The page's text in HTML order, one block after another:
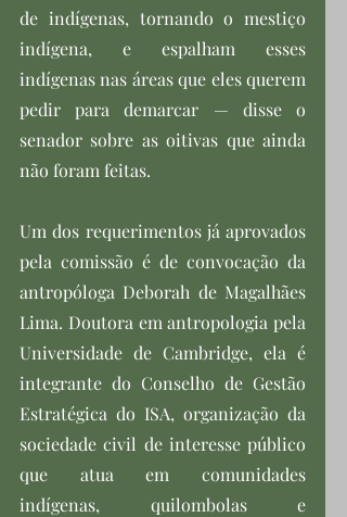
de indígenas, tornando o mestiço
indígena, e espalham esses
indígenas nas áreas que eles querem
pedir para demarcar — disse o
senador sobre as oitivas que ainda
não foram feitas.
Um dos requerimentos já aprovados
pela comissão é de convocação da
antropóloga Deborah de Magalhães
Lima. Doutora em antropologia pela
Universidade de Cambridge, ela é
integrante do Conselho de Gestão
Estratégica do ISA, organização da
sociedade civil de interesse público
que atua em comunidades
indígenas, quilombolas e